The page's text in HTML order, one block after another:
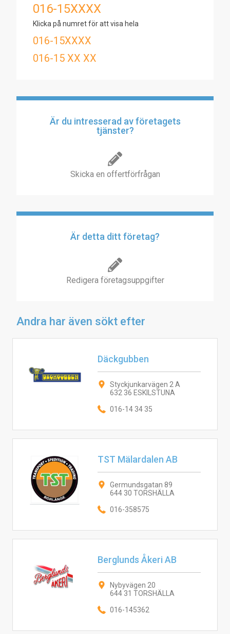
016-15XXXX
Klicka på numret för att visa hela
016-15XXXX
016-15 XX XX
Är du intresserad av företagets
tjänster?
Skicka en offertförfrågan
Är detta ditt företag?
Redigera företagsuppgifter
Andra har även sökt efter
Däckgubben
Styckjunkarvägen 2 A
632 36 ESKILSTUNA
016-14 34 35
TST Mälardalen AB
Germundsgatan 89
644 30 TORSHÄLLA
016-358575
Berglunds Åkeri AB
Nybyvägen 20
644 31 TORSHÄLLA
016-145362